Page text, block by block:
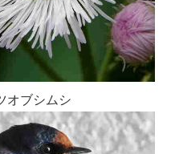
オブシムシ